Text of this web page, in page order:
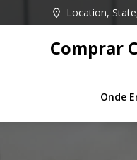
para
Location,
Comprar
Onde